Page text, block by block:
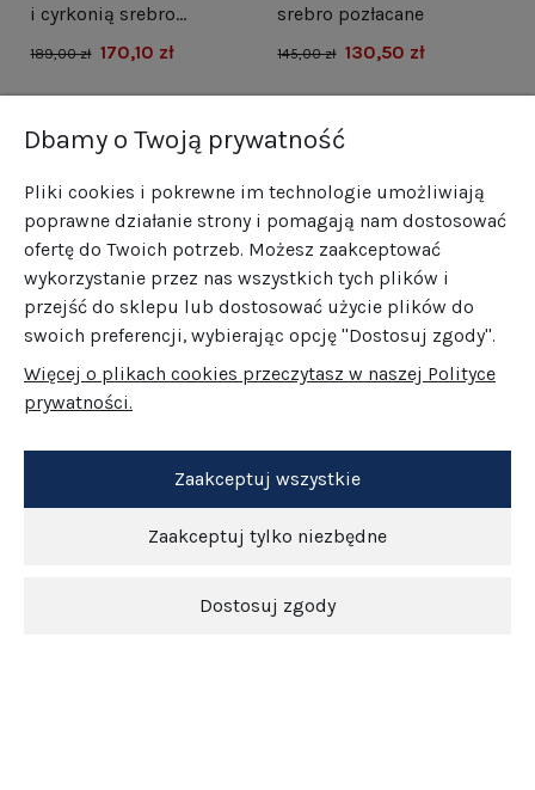
i cyrkonią srebro
rodowane
189,00 zł 170,10 zł
srebro pozłacane
145,00 zł 130,50 zł
Dbamy o Twoją prywatność
Pliki cookies i pokrewne im technologie umożliwiają
poprawne działanie strony i pomagają nam dostosować
ofertę do Twoich potrzeb. Możesz zaakceptować
wykorzystanie przez nas wszystkich tych plików i
przejść do sklepu lub dostosować użycie plików do
swoich preferencji, wybierając opcję "Dostosuj zgody".
Więcej o plikach cookies przeczytasz w naszej Polityce
prywatności.
Zaakceptuj tylko niezbędne
Dostosuj zgody
Zaakceptuj wszystkie